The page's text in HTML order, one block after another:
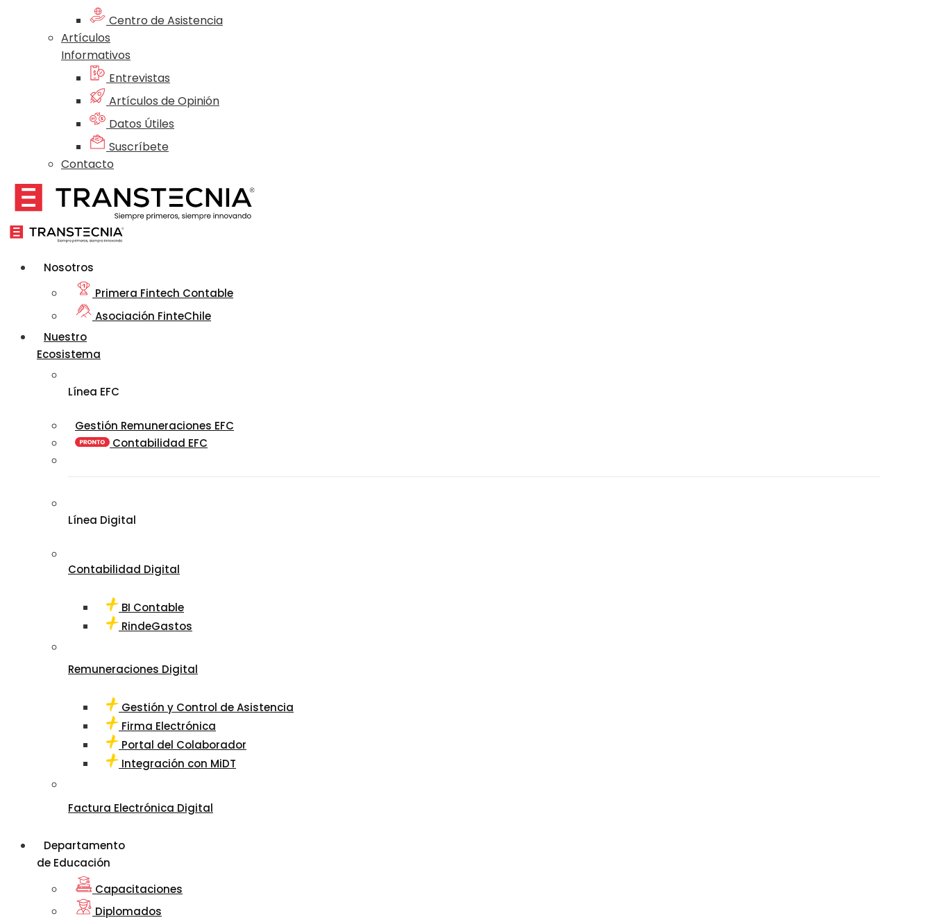
Centro de Asistencia
Artículos
Informativos
Entrevistas
Artículos de Opinión
Datos Útiles
Suscríbete
Contacto
Nosotros
Primera Fintech Contable
Asociación FinteChile
Nuestro
Ecosistema
Línea EFC
Gestión Remuneraciones EFC
Contabilidad EFC
Línea Digital
Contabilidad Digital
BI Contable
RindeGastos
Remuneraciones Digital
Gestión y Control de Asistencia
Firma Electrónica
Portal del Colaborador
Integración con MiDT
Factura Electrónica Digital
Departamento
de Educación
Capacitaciones
Diplomados